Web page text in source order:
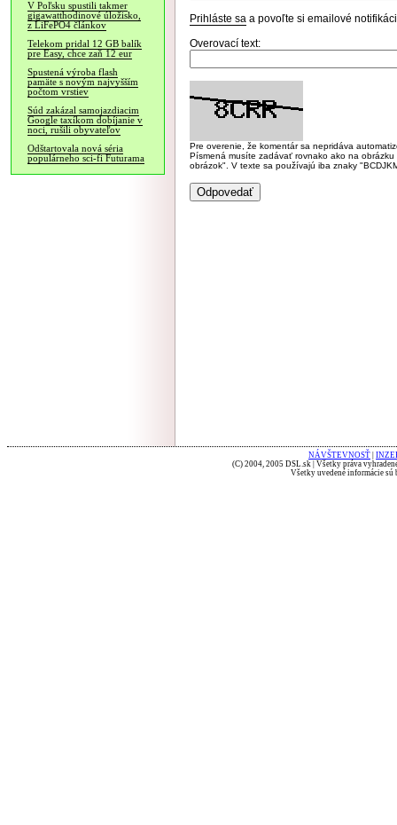
V Poľsku spustili takmer
gigawatthodinové úložisko,
z LiFePO4 článkov
Telekom pridal 12 GB balík
pre Easy, chce zaň 12 eur
Spustená výroba flash
pamäte s novým najvyšším
počtom vrstiev
Súd zakázal samojazdiacim
Google taxíkom dobíjanie v
noci, rušili obyvateľov
Odštartovala nová séria
populárneho sci-fi Futurama
Prihláste sa a povoľte si emailové
Overovací text:
Pre overenie, že komentár sa nepridáva
Písmená musíte zadávať rovnako ako na
obrázok". V texte sa používajú iba znaky
NÁVŠTEVNOSŤ
(C) 2004, 2005 DSL.sk | Všetky práva
Všetky uvedené informácie sú